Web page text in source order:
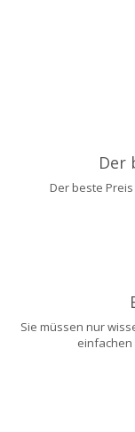
Der
Der beste
Sie müssen nur
einfachen